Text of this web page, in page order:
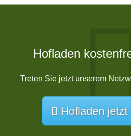
Hofladen
Treten Sie jetzt unserem
Hofladen jetzt